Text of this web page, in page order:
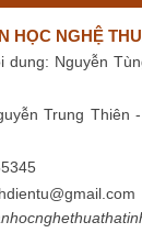
HỌC NGHỆ
dung: Nguyễn
Trung Thiên